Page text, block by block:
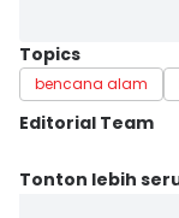
Topics
bencana alam
Editorial Team
Editor
Tonton lebih